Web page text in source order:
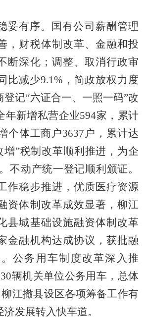
妥有序。
国有公司薪酬管理
，财税体制改革、金融和投
断深化；调整、取消行政审
比减少9.1% ，简政放权力度
登记“六证合一、一照一码”改
年新增私营企业594家，累计
个体工商户3637 户，累计达
增”税制改革顺利推进，为企
不动产统一登记顺利颁证。
作稳步推进，优质医疗资源
资体制改革成效显著，柳江
县城基础设施融资体制改革
金融机构达成协议，获批融
公务用车制度改革深入推
辆机关单位公务用车，总体
柳江撤县设区各项筹备工作有
发展转入快车道。